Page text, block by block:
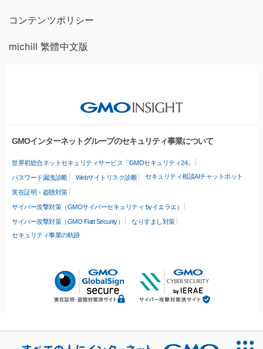
コンテンツポリシー
michill 繁體中文版
GMOインターネットグループのセキュリティ事業について
世界初総合ネットセキュリティサービス「GMOセキュリティ24」
パスワード漏洩診断 Webサイトリスク診断 セキュリティ相談AIチャットボット
実在証明・盗聴対策
サイバー攻撃対策（GMOサイバーセキュリティ byイエラエ）
サイバー攻撃対策（GMO Flatt Security）
なりすまし対策
セキュリティ事業の軌跡